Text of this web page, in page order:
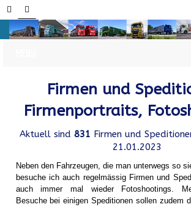
Firmen und
Firmenportraits,
Aktuell sind 831 Firmen und
21.01.2023
Neben den Fahrzeugen, die man unterwegs so
besuche ich auch regelmässig Firmen und
auch immer mal wieder Fotoshootings.
Besuche bei einigen Speditionen sollen zudem